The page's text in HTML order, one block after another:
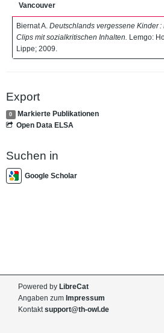
Vancouver
Biernat A. Deutschlands vergessene Kinder
Clips mit sozialkritischen Inhalten. Lemgo:
Lippe; 2009.
Export
0
Markierte Publikationen
Open Data ELSA
Suchen in
Google Scholar
Powered by LibreCat
Angaben zum Impressum
Kontaktsupport@th-owl.de